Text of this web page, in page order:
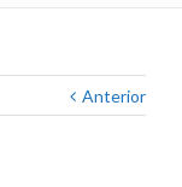
Anterior